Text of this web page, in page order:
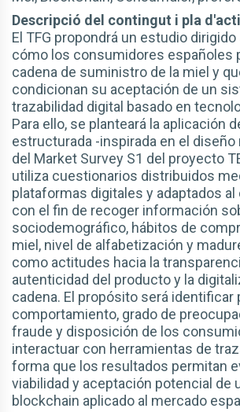
Descripció del contingut i pla
El TFG propondrá un estudio
cómo los consumidores españoles
cadena de suministro de la miel y
condicionan su aceptación de un
trazabilidad digital basado en
Para ello, se planteará la aplicación
estructurada -inspirada en el
del Market Survey S1 del proyecto
utiliza cuestionarios distribuidos
plataformas digitales y adaptados
con el fin de recoger información
sociodemográfico, hábitos de
miel, nivel de alfabetización y
como actitudes hacia la
autenticidad del producto y la
cadena. El propósito será identificar
comportamiento, grado de
fraude y disposición de los
interactuar con herramientas de
forma que los resultados permitan
viabilidad y aceptación potencial de
blockchain aplicado al mercado